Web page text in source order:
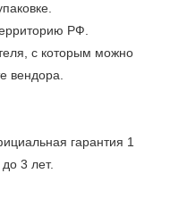
РФ.
с которым можно
вендора.
гарантия 1
3 лет.